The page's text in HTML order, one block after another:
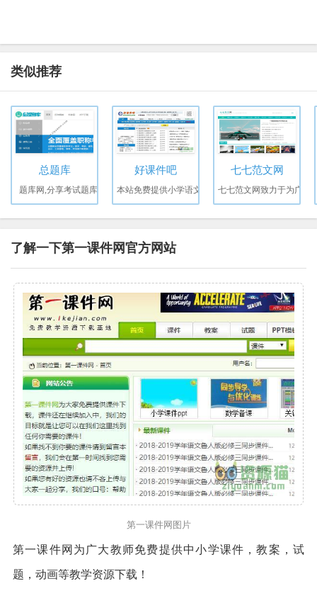
类似推荐
总题库
题库网,分享考试题库
好课件吧
本站免费提供小学语文
七七范文网
七七范文网致力于为广
了解一下第一课件网官方网站
第一课件网图片
第一课件网为广大教师免费提供中小学课件，教案，试
题，动画等教学资源下载！